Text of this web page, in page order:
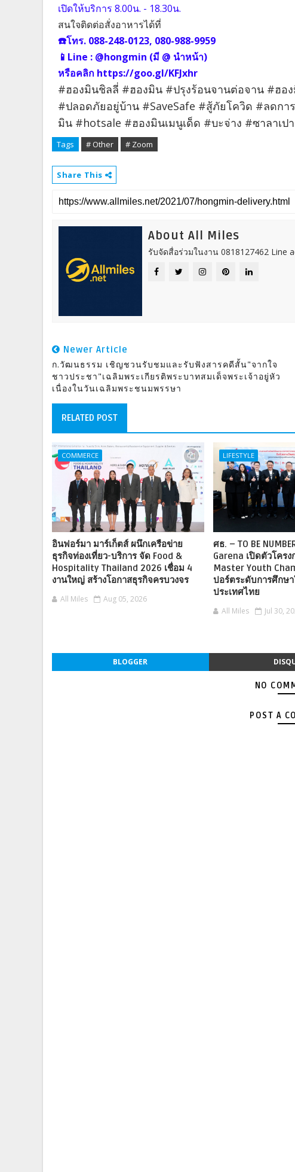
เปิดให้บริการ 8.00น. - 18.30น.
สนใจติดต่อสั่งอาหารได้ที่
☎️โทร. 088-248-0123, 080-988-9959
📱Line : @hongmin (มี @ นำหน้า)
หรือคลิก https://goo.gl/KFJxhr
#ฮองมินชิลลี่ #ฮองมิน #ปรุงร้อนจานต่อจาน #ฮอ
#ปลอดภัยอยู่บ้าน #SaveSafe #สู้ภัยโควิด #ลดก
มิน #hotsale #ฮองมินเมนูเด็ด #บะจ่าง #ซาลาเป
Tags # Other # Zoom
Share This
About All Miles
รับจัดสื่อร่วมในงาน 0818127462 Line
Newer Article
ก.วัฒนธรรม เชิญชวนรับชมและรับฟังสารคดีสั้น"จากใจ
ชาวประชา"เฉลิมพระเกียรติพระบาทสมเด็จพระเจ้าอยู่หัว
เนื่องในวันเฉลิมพระชนมพรรษา
RELATED POST
COMMERCE
อินฟอร์มา มาร์เก็ตส์ ผนึกเครือข่าย
ธุรกิจท่องเที่ยว-บริการ จัด Food &
Hospitality Thailand 2026 เชื่อม 4
งานใหญ่ สร้างโอกาสธุรกิจครบวงจร
All Miles Aug 05, 2026
LIFESTYLE
ศธ. – TO BE
Garena เปิดตัวโครง
Master Youth
ปอร์ตระดับการศึกษ
ประเทศไทย
All Miles Jul 30,
BLOGGER
NO
POST A